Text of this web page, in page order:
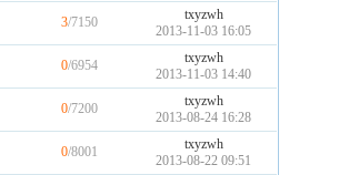
3/7150
txyzwh
2013-11-03 16:05
0/6954
txyzwh
2013-11-03 14:40
0/7200
txyzwh
2013-08-24 16:28
0/8001
txyzwh
2013-08-22 09:51